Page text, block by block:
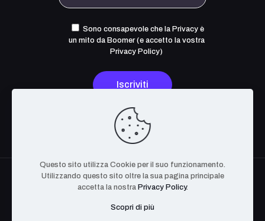
Sono consapevole che la Privacy è
un mito da Boomer (e accetto la vostra
Privacy Policy)
The OpenCyber Foundation. Tutti i Diritti Riservati. P.IVA
Questo sito utilizza Cookie per il suo funzionamento.
Utilizzando questo sito oltre la sua pagina principale
accetta la nostra Privacy Policy.
Scopri di più